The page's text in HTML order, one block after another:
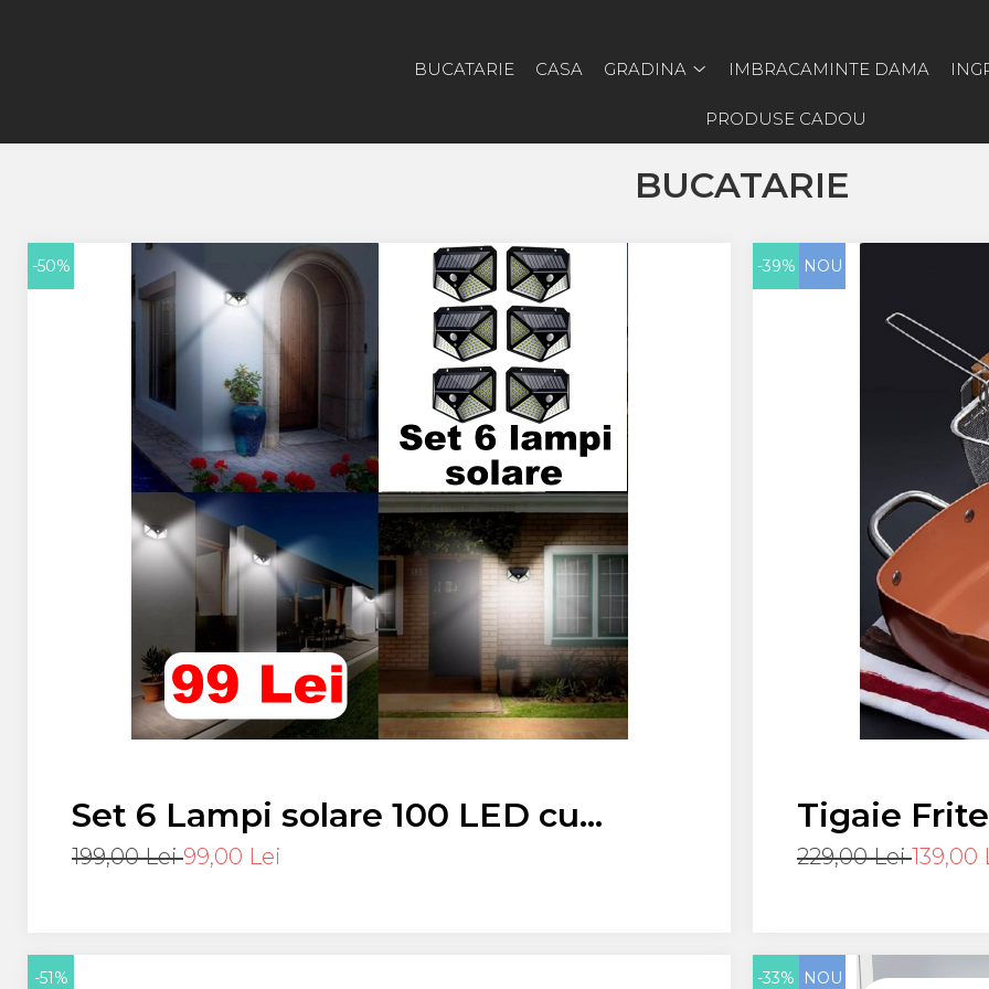
BUCATARIE CASA GRADINA IMBRACAMINTE DAMA
PRODUSE CADOU
BUCATARIE
-50%
Set 6 Lampi solare 100 LED cu
senzor miscare
199,00 Lei99,00 Lei
-39% NOU
Tigaie
Copper
229,00 Lei139,00
-51% -33% NOU